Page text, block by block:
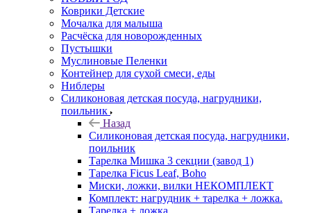
Коврики Детские
Мочалка для малыша
Расчёска для новорожденных
Пустышки
Муслиновые Пеленки
Контейнер для сухой смеси, еды
Ниблеры
Силиконовая детская посуда, нагрудники,
поильник
Назад
Силиконовая детская посуда, нагрудники,
поильник
Тарелка Мишка 3 секции (завод 1)
Тарелка Ficus Leaf, Boho
Миски, ложки, вилки НЕКОМПЛЕКТ
Комплект: нагрудник + тарелка + ложка.
Тарелка + ложка